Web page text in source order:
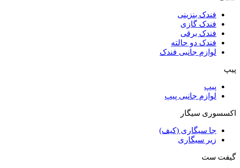
فندک بنزینی
فندک گازی
فندک برقی
فندک دو حالته
لوازم جانبی فندک
پیپ
پیپ
لوازم جانبی پیپ
اکسسوری سیگار
جا سیگاری (کیف)
زیر سیگاری
گیفت ست